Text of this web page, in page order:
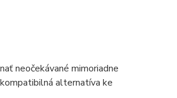
neočekávané mimoriadne
alternatíva ke